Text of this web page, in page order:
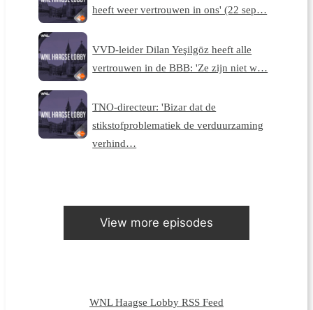
heeft weer vertrouwen in ons' (22 sep…
VVD-leider Dilan Yeşilgöz heeft alle
vertrouwen in de BBB: 'Ze zijn niet w…
TNO-directeur: 'Bizar dat de
stikstofproblematiek de verduurzaming
verhind…
View more episodes
WNL Haagse Lobby RSS Feed